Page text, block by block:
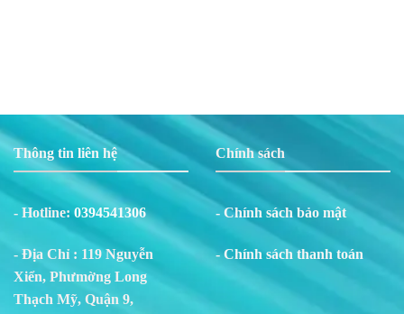
Thông tin liên hệ
- Hotline: 0394541306
- Địa Chỉ : 119 Nguyễn
Xiển, Phưmờng Long
Thạch Mỹ, Quận 9,
Chính sách
- Chính sách bảo mật
- Chính sách thanh toán